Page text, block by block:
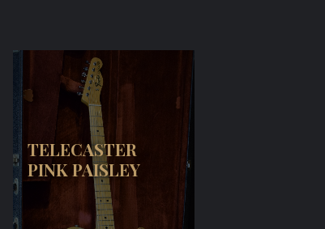
TELECASTER
PINK PAISLEY